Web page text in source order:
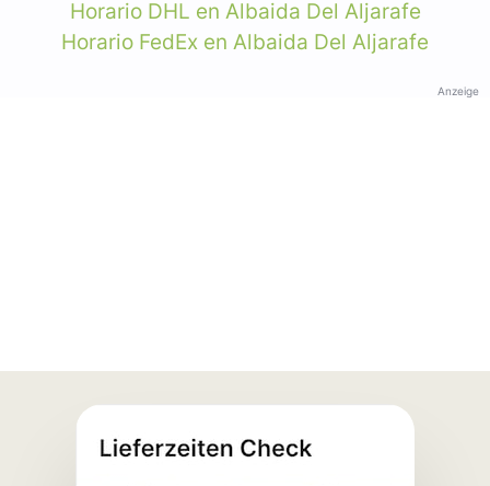
Horario DHL en Albaida Del Aljarafe
Horario FedEx en Albaida Del Aljarafe
Anzeige